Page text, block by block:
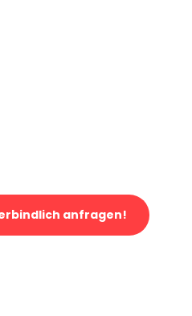
anfragen!